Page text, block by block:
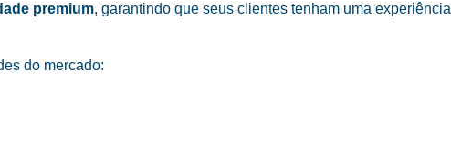
premium, garantindo que seus clientes tenham uma experiência
do mercado: